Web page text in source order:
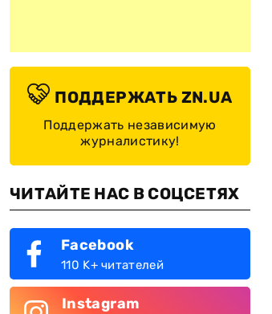
ПОДДЕРЖАТЬ ZN.UA
Поддержать независимую
журналистику!
ЧИТАЙТЕ НАС В СОЦСЕТЯХ
Facebook
110 K+ читателей
Instagram